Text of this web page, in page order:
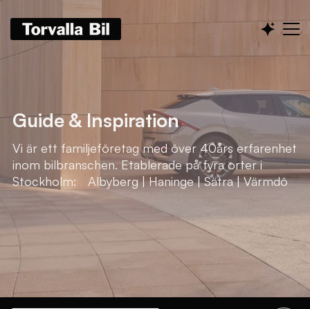
Guide & Inspiration
Vi är ett familjeföretag med över 40års erfarenhet
inom bilbranschen. Etablerade på fyra orter i
Stockholm: Albyberg | Haninge | Sätra | Värmdö